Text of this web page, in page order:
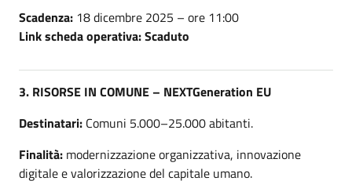
Scadenza: 18 dicembre 2025 – ore 11:00
Link scheda operativa: Scaduto
3. RISORSE IN COMUNE – NEXTGeneration EU
Destinatari: Comuni 5.000–25.000 abitanti.
Finalità: modernizzazione organizzativa, innovazione
digitale e valorizzazione del capitale umano.